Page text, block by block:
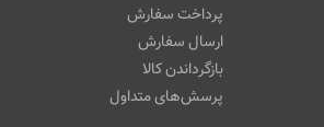
پرداخت سفارش
ارسال سفارش
بازگرداندن کالا
پرسش‌های متداول